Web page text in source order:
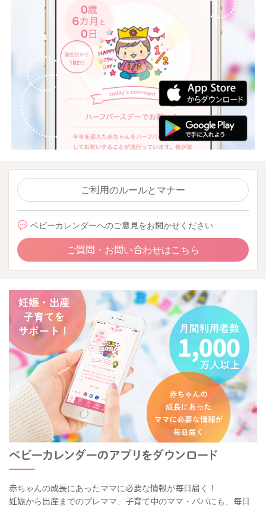
ご利用のルールとマナー
ベビーカレンダーへのご意見をお聞かせください
ご質問・お問い合わせはこちら
赤ちゃんの成長にあったママに必要な情報が毎日届く！
妊娠から出産までのプレママ、子育て中のママ・パパにも、毎日